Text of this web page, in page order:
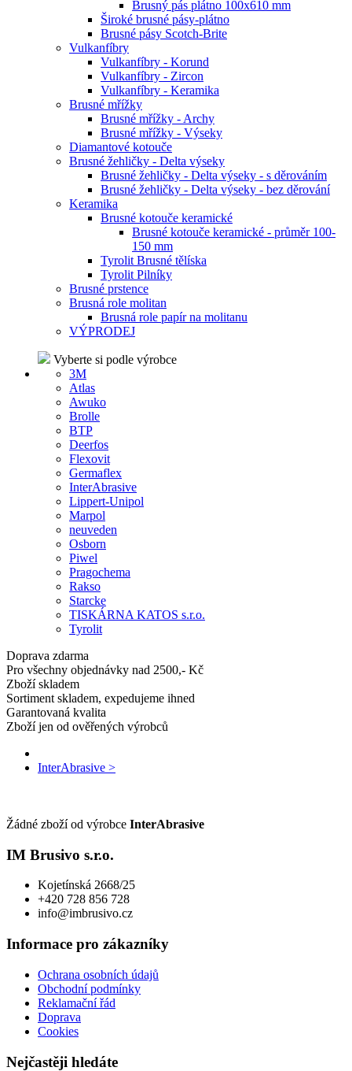
Brusný pás plátno 100x610 mm
Široké brusné pásy-plátno
Brusné pásy Scotch-Brite
Vulkanfíbry
Vulkanfíbry - Korund
Vulkanfíbry - Zircon
Vulkanfíbry - Keramika
Brusné mřížky
Brusné mřížky - Archy
Brusné mřížky - Výseky
Diamantové kotouče
Brusné žehličky - Delta výseky
Brusné žehličky - Delta výseky - s děrováním
Brusné žehličky - Delta výseky - bez děrování
Keramika
Brusné kotouče keramické
Brusné kotouče keramické - průměr 100-
150 mm
Tyrolit Brusné tělíska
Tyrolit Pilníky
Brusné prstence
Brusná role molitan
Brusná role papír na molitanu
VÝPRODEJ
Vyberte si podle výrobce
3M
Atlas
Awuko
Brolle
BTP
Deerfos
Flexovit
Germaflex
InterAbrasive
Lippert-Unipol
Marpol
neuveden
Osborn
Piwel
Pragochema
Rakso
Starcke
TISKÁRNA KATOS s.r.o.
Tyrolit
Doprava zdarma
Pro všechny objednávky nad 2500,- Kč
Zboží skladem
Sortiment skladem, expedujeme ihned
Garantovaná kvalita
Zboží jen od ověřených výrobců
InterAbrasive >
Žádné zboží od výrobce InterAbrasive
IM Brusivo s.r.o.
Kojetínská 2668/25
+420 728 856 728
info@imbrusivo.cz
Informace pro zákazníky
Ochrana osobních údajů
Obchodní podmínky
Reklamační řád
Doprava
Cookies
Nejčastěji hledáte